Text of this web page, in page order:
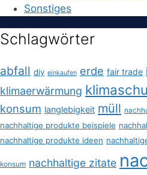
Sonstiges
Schlagwörter
abfall diy einkaufen erde fair trade
klimaerwärmung
konsum langlebigkeit müll
nachhaltige produkte beispiele
nachhaltige produkte ideen
konsum nachhaltige zitate